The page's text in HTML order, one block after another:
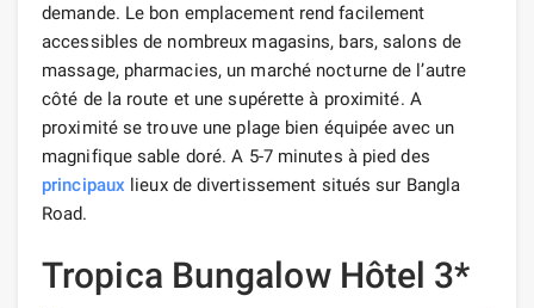
demande. Le bon emplacement rend facilement
accessibles de nombreux magasins, bars, salons de
massage, pharmacies, un marché nocturne de l’autre
côté de la route et une supérette à proximité. A
proximité se trouve une plage bien équipée avec un
magnifique sable doré. A 5-7 minutes à pied des
principaux lieux de divertissement situés sur Bangla
Road.
Tropica Bungalow Hôtel 3*